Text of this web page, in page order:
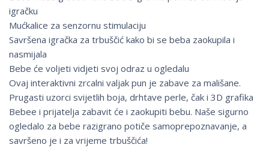
igračku
Mućkalice za senzornu stimulaciju
Savršena igračka za trbuščić kako bi se beba zaokupila i
nasmijala
Bebe će voljeti vidjeti svoj odraz u ogledalu
Ovaj interaktivni zrcalni valjak pun je zabave za mališane.
Prugasti uzorci svijetlih boja, drhtave perle, čak i 3D grafika
Bebee i prijatelja zabavit će i zaokupiti bebu. Naše sigurno
ogledalo za bebe razigrano potiče samoprepoznavanje, a
savršeno je i za vrijeme trbuščića!